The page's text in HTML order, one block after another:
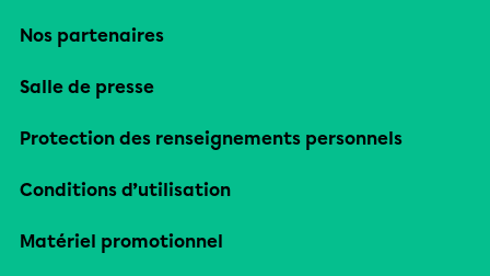
Nos partenaires
Salle de presse
Protection des renseignements personnels
Conditions d’utilisation
Matériel promotionnel